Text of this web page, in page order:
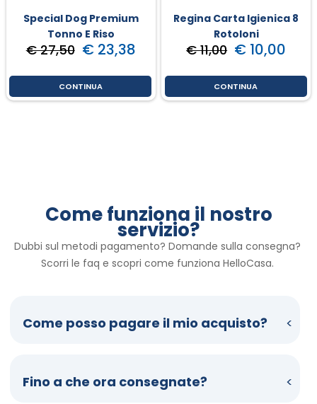
Special Dog Premium
Tonno E Riso
€ 27,50 € 23,38
CONTINUA
Regina Carta Igienica 8
Rotoloni
€ 11,00 € 10,00
CONTINUA
Come funziona il nostro
servizio?
Dubbi sul metodi pagamento? Domande sulla consegna?
Scorri le faq e scopri come funziona HelloCasa.
Come posso pagare il mio acquisto?
Fino a che ora consegnate?